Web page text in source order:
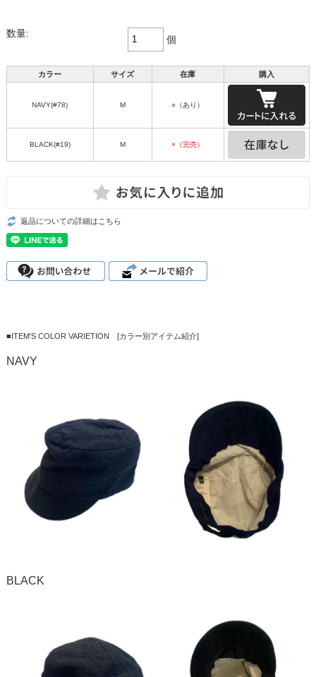
数量:
個
カラー サイズ 在庫 購入
NAVY(#78) M ○（あり）
BLACK(#19) M ×（完売）
返品についての詳細はこちら
■ITEM'S COLOR VARIETION [カラー別アイテム紹介]
NAVY
BLACK